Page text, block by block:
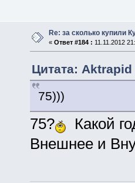
Re: за сколько купили
« Ответ #184 : 11.11.2012
Цитата: Aktrapid
75)))
75?
Какой
Внешнее и